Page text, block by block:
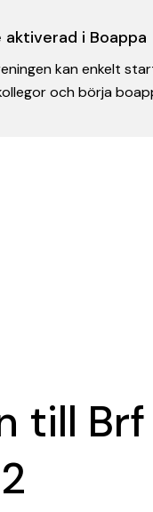
i Boappa
kan enkelt
och börja
till Brf